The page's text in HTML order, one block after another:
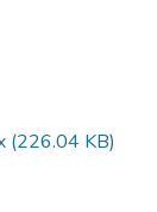
(226.04 KB)